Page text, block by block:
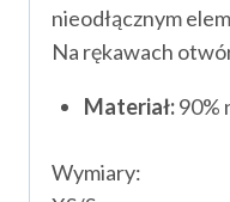
nieodłącznym
Na rękawach
Materiał:90%
Wymiary: